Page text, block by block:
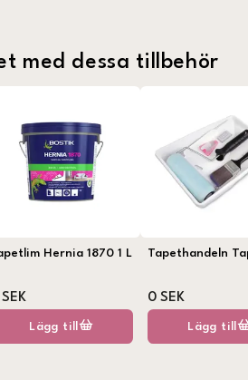
med dessa tillbehör
Hernia 1870 1 L
Lägg till
Tapethandeln
0 SEK
Lägg till